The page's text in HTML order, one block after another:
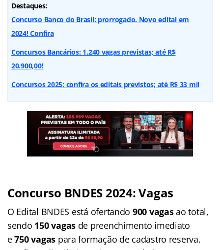
Destaques:
Concurso Banco do Brasil: prorrogado. Novo edital em
2024! Confira
Concursos Bancários: 1.240 vagas previstas; até R$
20.900,00!
Concursos 2025: confira os editais previstos; até R$ 33 mil
Concurso BNDES 2024: Vagas
O Edital BNDES está ofertando 900 vagasao total,
sendo 150 vagasde preenchimento imediato
e750 vagas para formação de cadastro reserva.